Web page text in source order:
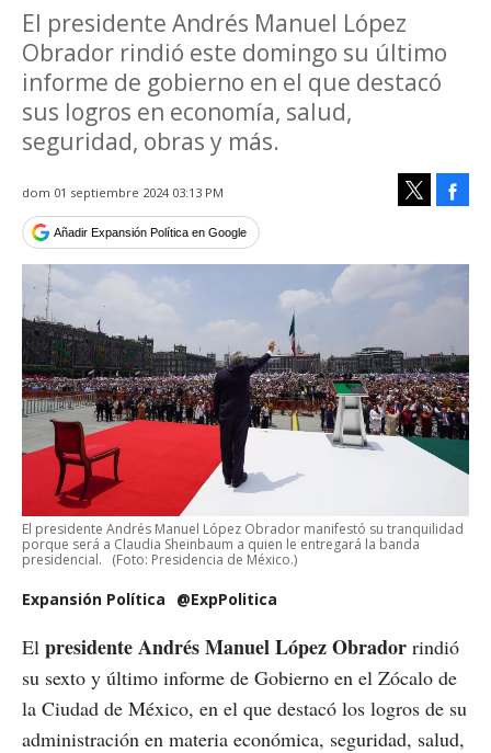
El presidente Andrés Manuel López
Obrador rindió este domingo su último
informe de gobierno en el que destacó
sus logros en economía, salud,
seguridad, obras y más.
dom 01 septiembre 2024 03:13 PM
Añadir Expansión Política en Google
El presidente Andrés Manuel López Obrador manifestó su tranquilidad
porque será a Claudia Sheinbaum a quien le entregará la banda
presidencial.
(Foto: Presidencia de México.)
Expansión Política @ExpPolitica
El presidente Andrés Manuel López Obrador rindió
su sexto y último informe de Gobierno en el Zócalo de
la Ciudad de México, en el que destacó los logros de su
administración en materia económica, seguridad, salud,